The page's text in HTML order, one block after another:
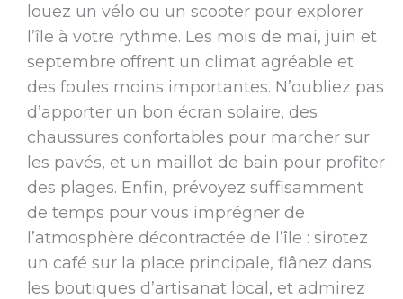
louez un vélo ou un scooter pour explorer
l’île à votre rythme. Les mois de mai, juin et
septembre offrent un climat agréable et
des foules moins importantes. N’oubliez pas
d’apporter un bon écran solaire, des
chaussures confortables pour marcher sur
les pavés, et un maillot de bain pour profiter
des plages. Enfin, prévoyez suffisamment
de temps pour vous imprégner de
l’atmosphère décontractée de l’île : sirotez
un café sur la place principale, flânez dans
les boutiques d’artisanat local, et admirez